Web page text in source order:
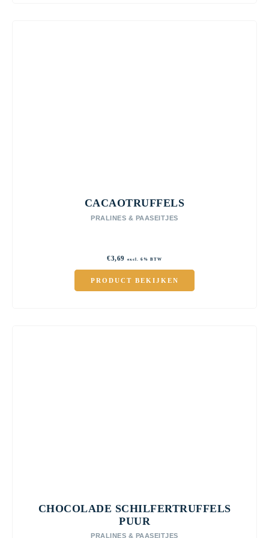
CACAOTRUFFELS
PRALINES & PAASEITJES
€3,69 excl. 6% BTW
PRODUCT BEKIJKEN
CHOCOLADE SCHILFERTRUFFELS
PUUR
PRALINES & PAASEITJES